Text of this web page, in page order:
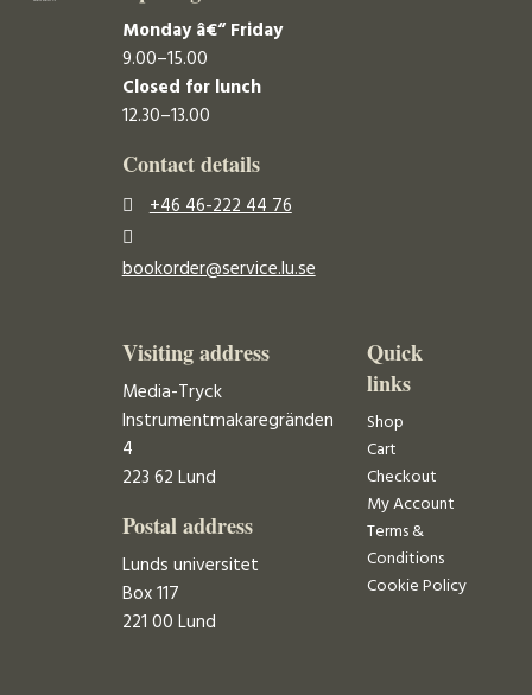
Monday â€“ Friday
9.00–15.00
Closed for lunch
12.30–13.00
Contact details
+46 46-222 44 76
bookorder@service.lu.se
Visiting address
Media-Tryck
Instrumentmakaregränden
4
223 62 Lund
Postal address
Lunds universitet
Box 117
221 00 Lund
Quick
links
Shop
Cart
Checkout
My Account
Terms &
Conditions
Cookie Policy